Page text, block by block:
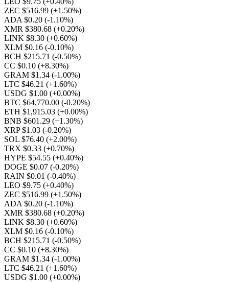
ZEC $516.99 (+1.50%)
ADA $0.20 (-1.10%)
XMR $380.68 (+0.20%)
LINK $8.30 (+0.60%)
XLM $0.16 (-0.10%)
BCH $215.71 (-0.50%)
CC $0.10 (+8.30%)
GRAM $1.34 (-1.00%)
LTC $46.21 (+1.60%)
USDG $1.00 (+0.00%)
BTC $64,770.00 (-0.20%)
ETH $1,915.03 (+0.00%)
BNB $601.29 (+1.30%)
XRP $1.03 (-0.20%)
SOL $76.40 (+2.00%)
TRX $0.33 (+0.70%)
HYPE $54.55 (+0.40%)
DOGE $0.07 (-0.20%)
RAIN $0.01 (-0.40%)
LEO $9.75 (+0.40%)
ZEC $516.99 (+1.50%)
ADA $0.20 (-1.10%)
XMR $380.68 (+0.20%)
LINK $8.30 (+0.60%)
XLM $0.16 (-0.10%)
BCH $215.71 (-0.50%)
CC $0.10 (+8.30%)
GRAM $1.34 (-1.00%)
LTC $46.21 (+1.60%)
USDG $1.00 (+0.00%)